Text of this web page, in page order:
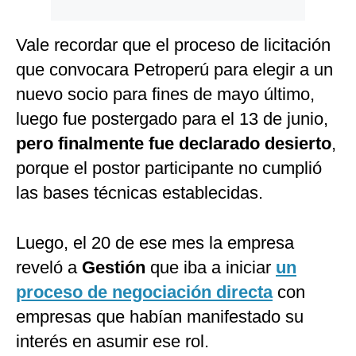
Vale recordar que el proceso de licitación
que convocara Petroperú para elegir a un
nuevo socio para fines de mayo último,
luego fue postergado para el 13 de junio,
pero finalmente fue declarado desierto,
porque el postor participante no cumplió
las bases técnicas establecidas.
Luego, el 20 de ese mes la empresa
reveló a Gestión que iba a iniciar un
proceso de negociación directa con
empresas que habían manifestado su
interés en asumir ese rol.